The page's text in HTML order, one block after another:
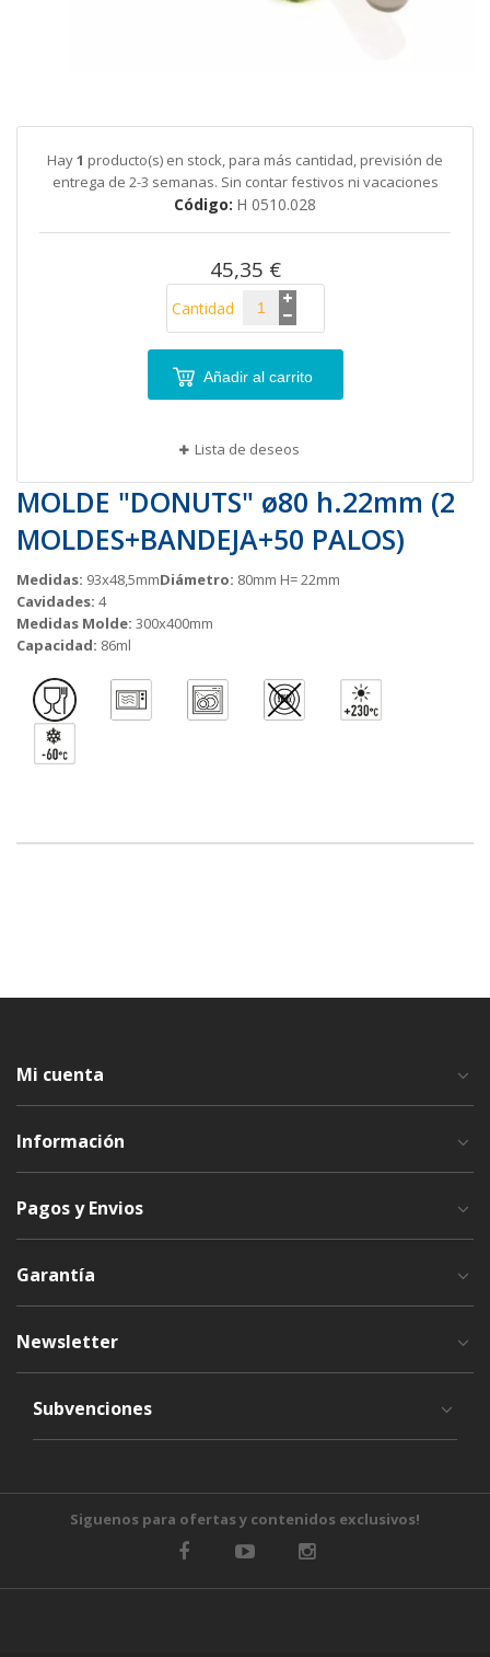
comienzo
galería
imágenes
Hay1 producto(s) en stock, para más cantidad, previsión de
entrega de 2-3 semanas. Sin contar festivos ni vacaciones
Código H 0510.028
45,35 €
Cantidad
Añadir al carrito
Lista de deseos
MOLDE "DONUTS" ø80 h.22mm (2
MOLDES+BANDEJA+50 PALOS)
Medidas: 93x48,5mmDiámetro: 80mm H= 22mm
Cavidades: 4
Medidas Molde: 300x400mm
Capacidad: 86ml
Mi cuenta
Información
Pagos y Envios
Garantía
Newsletter
Subvenciones
Siguenos para ofertas y contenidos exclusivos!